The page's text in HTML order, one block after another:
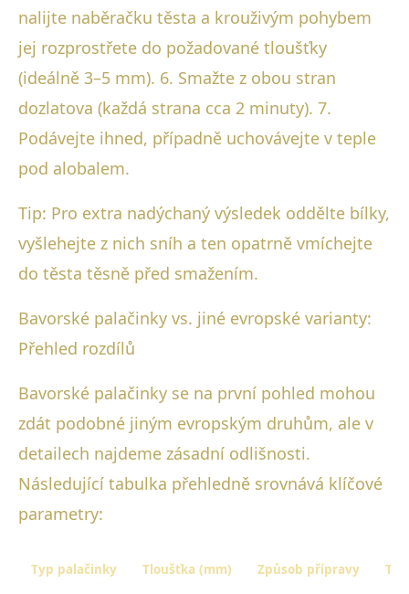
nalijte naběračku těsta a krouživým pohybem
jej rozprostřete do požadované tloušťky
(ideálně 3–5 mm). 6. Smažte z obou stran
dozlatova (každá strana cca 2 minuty). 7.
Podávejte ihned, případně uchovávejte v teple
pod alobalem.
Tip: Pro extra nadýchaný výsledek oddělte bílky,
vyšlehejte z nich sníh a ten opatrně vmíchejte
do těsta těsně před smažením.
Bavorské palačinky vs. jiné evropské varianty:
Přehled rozdílů
Bavorské palačinky se na první pohled mohou
zdát podobné jiným evropským druhům, ale v
detailech najdeme zásadní odlišnosti.
Následující tabulka přehledně srovnává klíčové
parametry:
Typ palačinky Tloušťka (mm) Způsob přípravy